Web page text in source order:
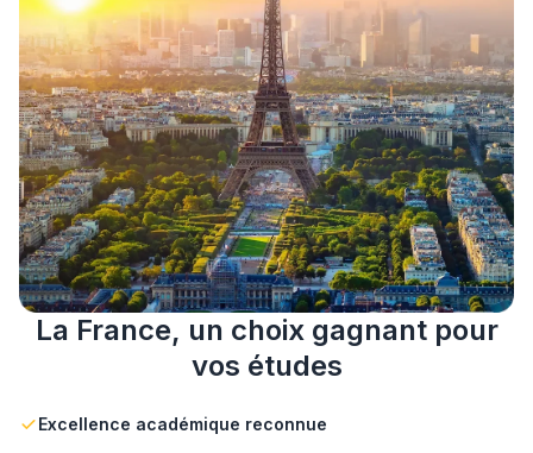
La France, un choix gagnant pour
vos études
Excellence académique reconnue